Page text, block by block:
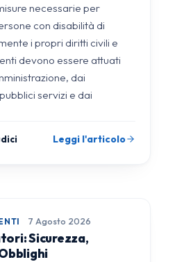
necessarie per
con disabilità di
i propri diritti civili e
devono essere attuati
dai
servizi e dai
Leggi l'articolo
7 Agosto 2026
Sicurezza,